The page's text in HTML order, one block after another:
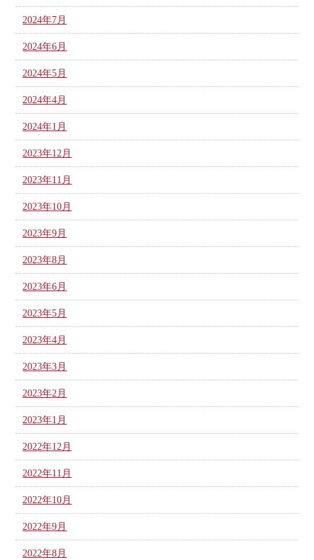
2024年7月
2024年6月
2024年5月
2024年4月
2024年1月
2023年12月
2023年11月
2023年10月
2023年9月
2023年8月
2023年6月
2023年5月
2023年4月
2023年3月
2023年2月
2023年1月
2022年12月
2022年11月
2022年10月
2022年9月
2022年8月